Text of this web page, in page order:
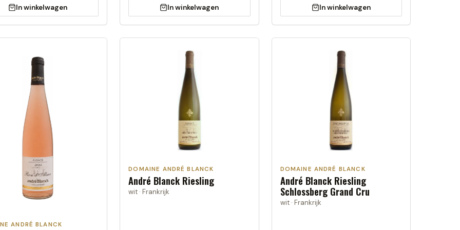
In winkelwagen In winkelwagen In winkelwagen
ANDRÉ BLANCK
DOMAINE ANDRÉ BLANCK
André Blanck Riesling
wit · Frankrijk
DOMAINE ANDRÉ BLANCK
André Blanck Riesling
Schlossberg Grand Cru
wit · Frankrijk